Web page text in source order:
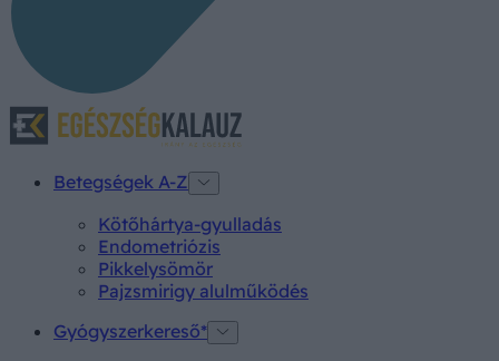
Betegségek A-Z
Kötőhártya-gyulladás
Endometriózis
Pikkelysömör
Pajzsmirigy alulműködés
Gyógyszerkereső*